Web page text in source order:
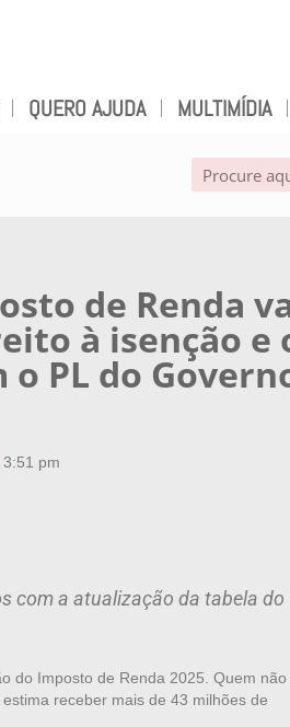
QUERO AJUDA MULTIMÍDIA
de Renda
à isenção e
PL do
3:51 pm
com a atualização da tabela do
do Imposto de Renda 2025. Quem não
receber mais de 43 milhões de